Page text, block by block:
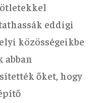
eddigi
közösségeikbe
abban
őket, hogy